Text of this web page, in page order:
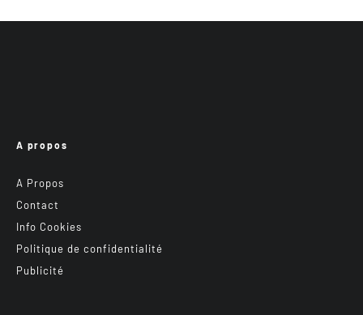
A propos
A Propos
Contact
Info Cookies
Politique de confidentialité
Publicité